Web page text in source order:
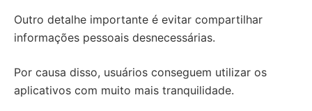
Outro detalhe importante é evitar compartilhar
informações pessoais desnecessárias.
Por causa disso, usuários conseguem utilizar os
aplicativos com muito mais tranquilidade.